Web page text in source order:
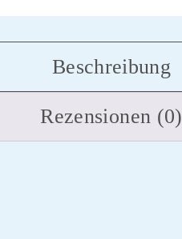
Beschreibung
Rezensionen (0)